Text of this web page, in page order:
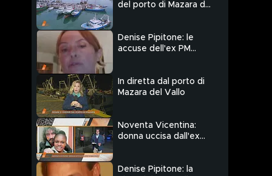
del porto di Mazara del
Denise Pipitone: le
accuse dell'ex PM
In diretta dal porto di
Mazara del Vallo
Noventa Vicentina:
donna uccisa dall'ex
Denise Pipitone: la